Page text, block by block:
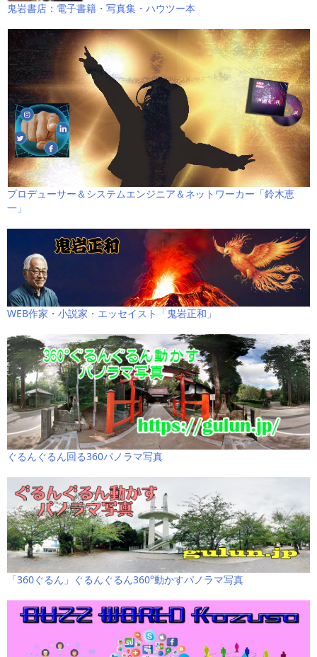
鬼岩書店：電子書籍・写真集・ハウツー本
プロデューサー＆システムエンジニア＆ネットワーカー「鈴木恵
一」
WEB作家・小説家・エッセイスト「鬼岩正和」
ぐるんぐるん回る360パノラマ写真
「360ぐるん」ぐるんぐるん360°動かすパノラマ写真